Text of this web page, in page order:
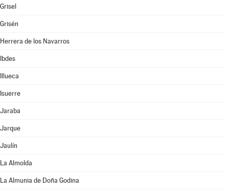
Grisel
Grisén
Herrera de los Navarros
Ibdes
Illueca
Isuerre
Jaraba
Jarque
Jaulín
La Almolda
La Almunia de Doña Godina